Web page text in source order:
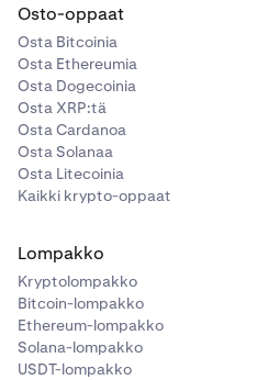
Osto-oppaat
Osta Bitcoinia
Osta Ethereumia
Osta Dogecoinia
Osta XRP:tä
Osta Cardanoa
Osta Solanaa
Osta Litecoinia
Kaikki krypto-oppaat
Lompakko
Kryptolompakko
Bitcoin-lompakko
Ethereum-lompakko
Solana-lompakko
USDT-lompakko